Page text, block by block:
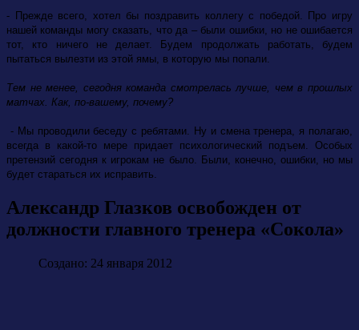
- Прежде всего, хотел бы поздравить коллегу с победой. Про игру
нашей команды могу сказать, что да – были ошибки, но не ошибается
тот, кто ничего не делает. Будем продолжать работать, будем
пытаться вылезти из этой ямы, в которую мы попали.
Тем не менее, сегодня команда смотрелась лучше, чем в прошлых
матчах. Как, по-вашему, почему?
- Мы проводили беседу с ребятами. Ну и смена тренера, я полагаю,
всегда в какой-то мере придает психологический подъем. Особых
претензий сегодня к игрокам не было. Были, конечно, ошибки, но мы
будет стараться их исправить.
Александр Глазков освобожден от
должности главного тренера «Сокола»
Создано: 24 января 2012